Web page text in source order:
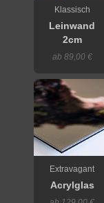
Klassisch
Leinwand
2cm
ab 89,00 €
Extravagant
Acrylglas